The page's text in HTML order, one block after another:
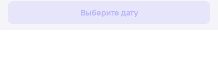
Выберите дату